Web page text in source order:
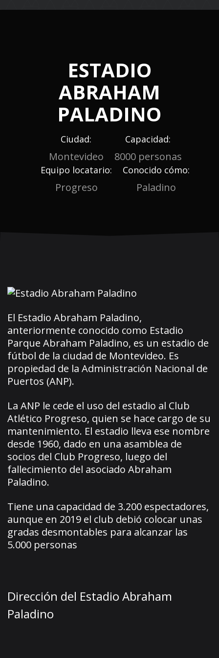
ESTADIO
ABRAHAM
PALADINO
Ciudad:
Montevideo
Capacidad:
8000 personas
Equipo locatario:
Progreso
Conocido cómo:
Paladino
El Estadio Abraham Paladino,
anteriormente conocido como Estadio
Parque Abraham Paladino, es un estadio de
fútbol de la ciudad de Montevideo. Es
propiedad de la Administración Nacional de
Puertos (ANP).
La ANP le cede el uso del estadio al Club
Atlético Progreso, quien se hace cargo de su
mantenimiento. El estadio lleva ese nombre
desde 1960, dado en una asamblea de
socios del Club Progreso, luego del
fallecimiento del asociado Abraham
Paladino.
Tiene una capacidad de 3.200 espectadores,
aunque en 2019 el club debió colocar unas
gradas desmontables para alcanzar las
5.000 personas
Dirección del Estadio Abraham
Paladino